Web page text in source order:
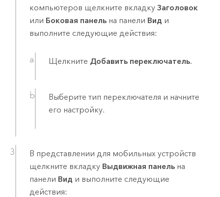
компьютеров щелкните вкладку Заголовок
или Боковая панельна панели Вид и
выполните следующие действия:
Щелкните Добавить переключатель.
Выберите тип переключателя и начните
его настройку.
В представлении для мобильных устройств
щелкните вкладку Выдвижная панельна
панели Вид и выполните следующие
действия: